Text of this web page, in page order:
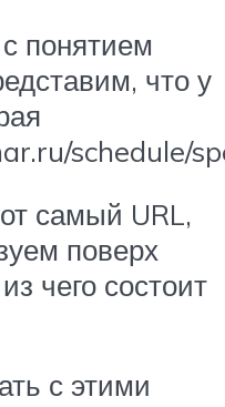
понятием
что у
schedule/
самый URL,
поверх
чего состоит
с этими